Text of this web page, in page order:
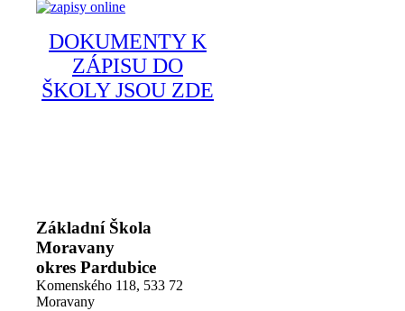
DOKUMENTY K
ZÁPISU DO
ŠKOLY JSOU ZDE
Základní Škola
Moravany
okres Pardubice
Komenského 118, 533 72
Moravany